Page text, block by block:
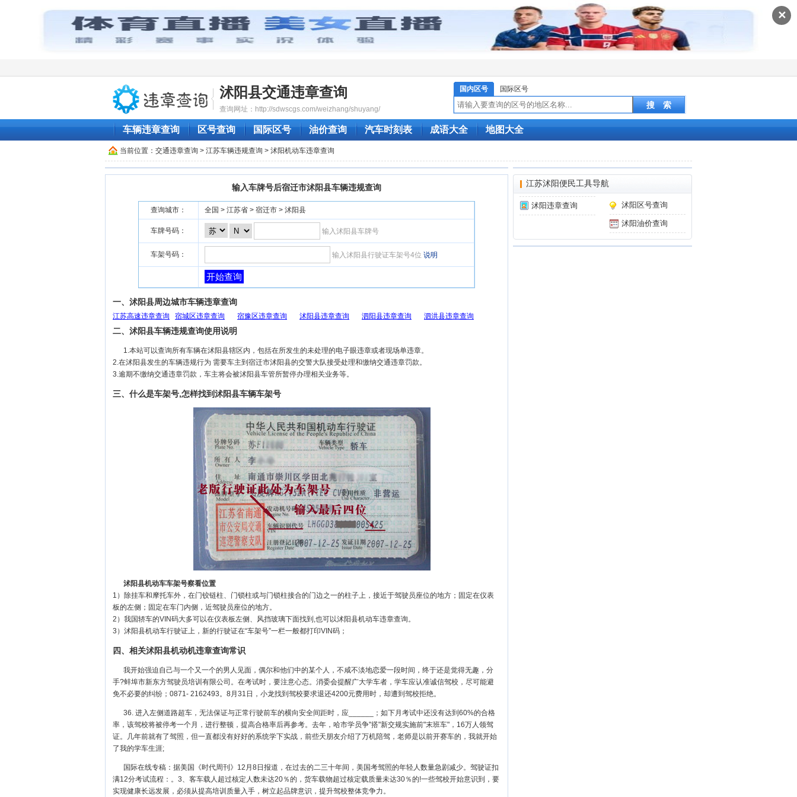
✕
沭阳县交通违章查询
查询网址：http://sdwscgs.com/weizhang/shuyang/
国内区号 国际区号
车辆违章查询 区号查询 国际区号 油价查询 汽车时刻表 成语大全 地图大全
当前位置： 交通违章查询 > 江苏车辆违规查询 > 沭阳机动车违章查询
输入车牌号后宿迁市沭阳县车辆违规查询
查询城市： 全国 > 江苏省 > 宿迁市 > 沭阳县
车牌号码： 输入沭阳县车牌号
车架号码： 输入沭阳县行驶证车架号4位 说明
开始查询
一、沭阳县周边城市车辆违章查询
江苏高速违章查询 宿城区违章查询 宿豫区违章查询 沭阳县违章查询 泗阳县违章查询 泗洪县违章查询
二、沭阳县车辆违规查询使用说明
1.本站可以查询所有车辆在沭阳县辖区内，包括在所发生的未处理的电子眼违章或者现场单违章。
2.在沭阳县发生的车辆违规行为 需要车主到宿迁市沭阳县的交警大队接受处理和缴纳交通违章罚款。
3.逾期不缴纳交通违章罚款，车主将会被沭阳县车管所暂停办理相关业务等。
三、什么是车架号,怎样找到沭阳县车辆车架号
沭阳县机动车车架号察看位置
1）除挂车和摩托车外，在门铰链柱、门锁柱或与门锁柱接合的门边之一的柱子上，接近于驾驶员座位的地方；固定在仪表
板的左侧；固定在车门内侧，近驾驶员座位的地方。
2）我国轿车的VIN码大多可以在仪表板左侧、风挡玻璃下面找到,也可以沭阳县机动车违章查询。
3）沭阳县机动车行驶证上，新的行驶证在“车架号”一栏一般都打印VIN码；
四、相关沭阳县机动机违章查询常识
我开始强迫自己与一个又一个的男人见面，偶尔和他们中的某个人，不咸不淡地恋爱一段时间，终于还是觉得无趣，分
手?蚌埠市新东方驾驶员培训有限公司。在考试时，要注意心态。消委会提醒广大学车者，学车应认准诚信驾校，尽可能避
免不必要的纠纷；0871- 2162493。8月31日，小龙找到驾校要求退还4200元费用时，却遭到驾校拒绝。
36. 进入左侧道路超车，无法保证与正常行驶前车的横向安全间距时，应______；如下月考试中还没有达到60%的合格
率，该驾校将被停考一个月，进行整顿，提高合格率后再参考。去年，哈市学员争"搭"新交规实施前"末班车"，16万人领驾
证。几年前就有了驾照，但一直都没有好好的系统学下实战，前些天朋友介绍了万机陪驾，老师是以前开赛车的，我就开始
了我的学车生涯;
国际在线专稿：据美国《时代周刊》12月8日报道，在过去的二三十年间，美国考驾照的年轻人数量急剧减少。驾驶证扣
满12分考试流程：。3、客车载人超过核定人数未达20％的，货车载物超过核定载质量未达30％的!一些驾校开始意识到，要
实现健康长远发展，必须从提高培训质量入手，树立起品牌意识，提升驾校整体竞争力。
江苏沭阳便民工具导航
沭阳区号查询
沭阳违章查询
沭阳油价查询